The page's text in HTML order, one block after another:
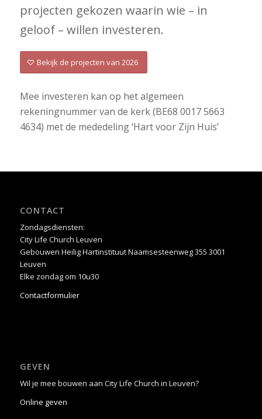
projecten gekozen waarin wie – in
geloof – willen investeren.
Bekijk de projecten van 2026
Mee investeren kan op het algemeen
rekeningnummer van de kerk (BE68 0017 5663
4634) met de mededeling ‘Hart voor Zijn Huis’
CONTACT
Zondagsdiensten:
City Life Church Leuven
Gebouwen Heilig Hartinstituut Naamsesteenweg 355 3001
Leuven
Elke zondag om 10u30
Contactformulier
GEVEN
Wil je mee bouwen aan City Life Church in Leuven?
Online geven